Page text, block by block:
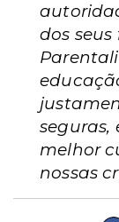
dos
seguras,
melhor
nossas